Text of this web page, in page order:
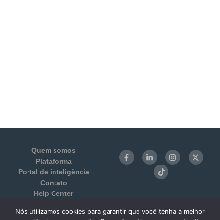
Quem somos
Plataforma
Portal de inteligência
Contato
Help Center
Termos de Uso e Privacidade
Nós utilizamos cookies para garantir que você tenha a melhor